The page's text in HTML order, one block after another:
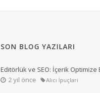
SON BLOG YAZILARI
Editörlük ve SEO: İçerik Optimize
2 yıl önce
Alıcı İpuçları